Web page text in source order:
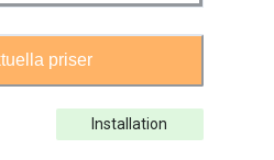
priser
Installation